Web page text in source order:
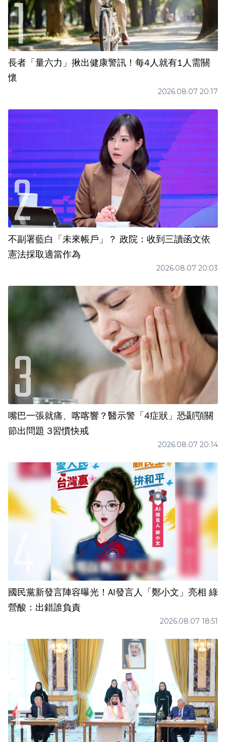
長者「量六力」揪出健康警訊！每4人就有1人需關
懷
2026.08.07 20:17
不副署藍白「未來帳戶」？ 政院：收到三讀函文依
憲法採取適當作為
2026.08.07 20:03
嘴巴一張就痛、喀喀響？醫示警「4症狀」恐顳顎關
節出問題 3習慣快戒
2026.08.07 20:14
國民黨新發言陣容曝光！AI發言人「鄭小文」亮相 綠
營酸：出錯誰負責
2026.08.07 18:51